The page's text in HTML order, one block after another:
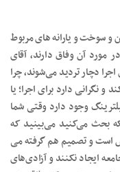
و سوخت و یارانه های مربوط
آن وفاق دارند، آقای
دچار تردید می‌شوند، چرا
نگرانی دارد برای اجرا؛ یا
وجود دارد وقتی شما
که بحث می‌کنید می‌بینید که
است و تصمیم هم گرفته می
ایجاد نکنند و آزادی‌های